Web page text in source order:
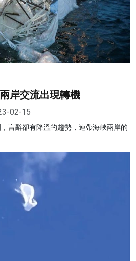
岸交流出現轉機
02-15
言辭卻有降溫的趨勢，連帶海峽兩岸的